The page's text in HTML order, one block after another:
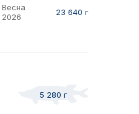
Дневник
Весна
2026
23 640 г
5 280 г